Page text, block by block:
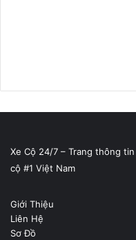
Xe Cộ 24/7 – Trang thông
cộ #1 Việt Nam
Giới Thiệu
Liên Hệ
Sơ Đồ